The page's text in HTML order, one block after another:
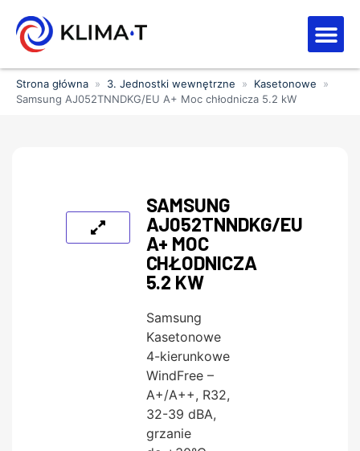
Strona główna » 3. Jednostki wewnętrzne » Kasetonowe
»
Samsung AJ052TNNDKG/EU A+ Moc chłodnicza 5.2 kW
SAMSUNG
AJ052TNNDKG/EU
A+ MOC
CHŁODNICZA
5.2 KW
Samsung
Kasetonowe
4-kierunkowe
WindFree –
A+/A++, R32,
32-39 dBA,
grzanie